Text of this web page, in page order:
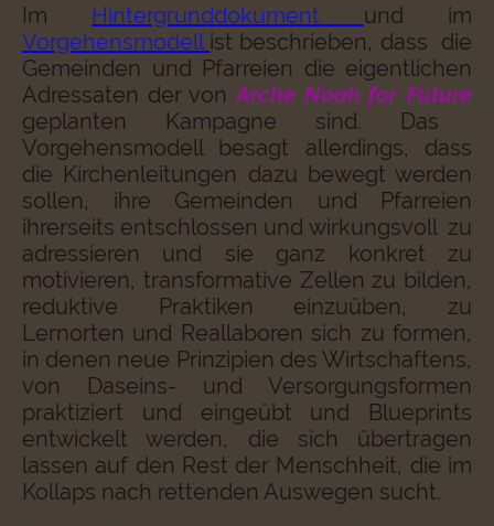
Im Hintergrunddokument
und im
Vorgehensmodell ist beschrieben, dass die
Gemeinden und Pfarreien die eigentlichen
Adressaten der vonArche Noah for Future
geplanten Kampagne sind. Das
Vorgehensmodell besagt allerdings, dass
die Kirchenleitungen dazu bewegt werden
sollen, ihre Gemeinden und Pfarreien
ihrerseits entschlossen und wirkungsvoll zu
adressieren und sie ganz konkret zu
motivieren, transformative Zellen zu bilden,
reduktive Praktiken einzuüben, zu
Lernorten und Reallaboren sich zu formen,
in denen neue Prinzipien des Wirtschaftens,
von Daseins- und Versorgungsformen
praktiziert und eingeübt und Blueprints
entwickelt werden, die sich übertragen
lassen auf den Rest der Menschheit, die im
Kollaps nach rettenden Auswegen sucht.